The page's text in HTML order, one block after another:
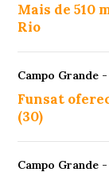
Mais de 510
Rio
Campo Grande
Funsat
(30)
Campo Grande